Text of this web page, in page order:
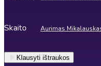
Skaito Aurimas
Klausyti ištraukos